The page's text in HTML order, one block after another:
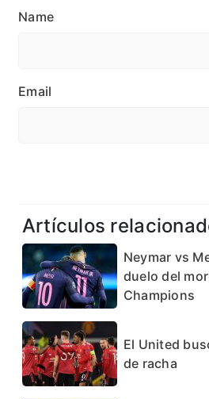
Name
Email
Artículos
Neymar vs
duelo del
Champions
El United
de racha